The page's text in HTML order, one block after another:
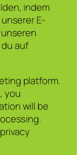
indem
E-
auf
platform.
you
will be